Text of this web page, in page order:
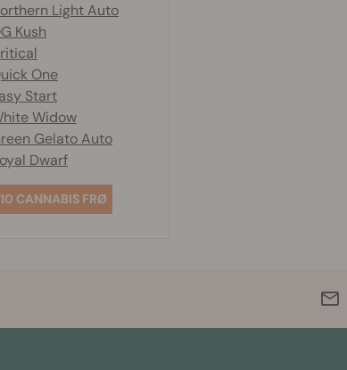
Light Auto
Kush
One
Start
Widow
Gelato Auto
Dwarf
CANNABIS FRØ